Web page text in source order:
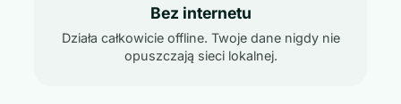
Bez internetu
Działa całkowicie offline. Twoje dane nigdy nie
opuszczają sieci lokalnej.